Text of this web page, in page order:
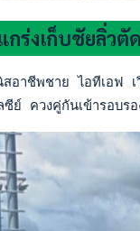
ร่งเก็บชัยลิ่วตั
อาชีพชาย ไอทีเอฟ
ย์ ควงคู่กันเข้ารอบร